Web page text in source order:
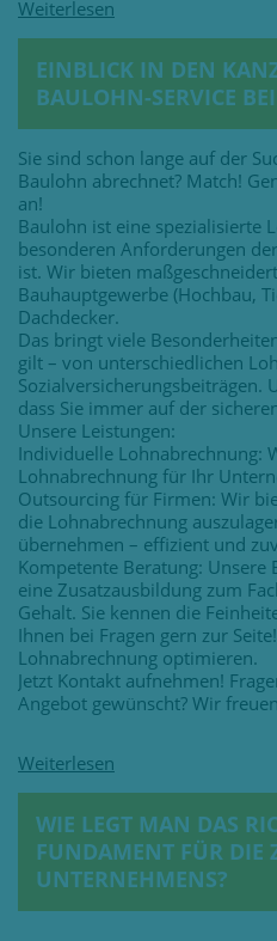
EINBLICK IN DEN
BAULOHN-SERVICE
Sie sind schon lange auf der
Baulohn abrechnet? Match!
an!
Baulohn ist eine spezialisierte
besonderen Anforderungen
ist. Wir bieten
Bauhauptgewerbe (Hochbau,
Dachdecker.
Das bringt viele
gilt – von unterschiedlichen
Sozialversicherungsbeiträgen.
dass Sie immer auf der
Unsere Leistungen:
Individuelle Lohnabrechnung:
Lohnabrechnung für Ihr
Outsourcing für Firmen: Wir
die Lohnabrechnung
übernehmen – effizient und
Kompetente Beratung: Unsere
eine Zusatzausbildung zum
Gehalt. Sie kennen die
Ihnen bei Fragen gern zur
Lohnabrechnung optimieren.
Jetzt Kontakt aufnehmen!
Angebot gewünscht? Wir
WIE LEGT MAN DAS
FUNDAMENT FÜR DIE
UNTERNEHMENS?